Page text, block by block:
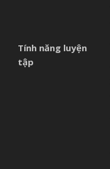
Tính năng luyện
tập